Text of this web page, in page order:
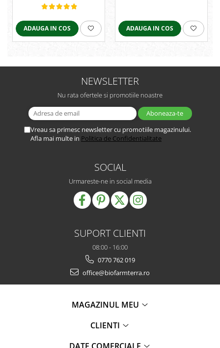
ADAUGA IN COS ADAUGA IN COS
NEWSLETTER
Nu rata ofertele si promotiile noastre
Vreau sa primesc newsletter cu promotiile magazinului.
Afla mai multe in Politica de Confidentialitate
SOCIAL
Urmareste-ne in social media
SUPORT CLIENTI
08:00 - 16:00
0770 762 019
office@biofarmterra.ro
MAGAZINUL MEU
CLIENTI